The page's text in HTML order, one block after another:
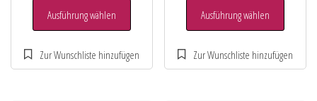
Ausführung wählen Ausführung wählen